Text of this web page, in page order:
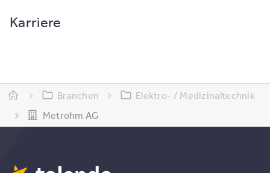
Karriere
Branchen
Elektro- / Medizinaltechnik
Metrohm AG